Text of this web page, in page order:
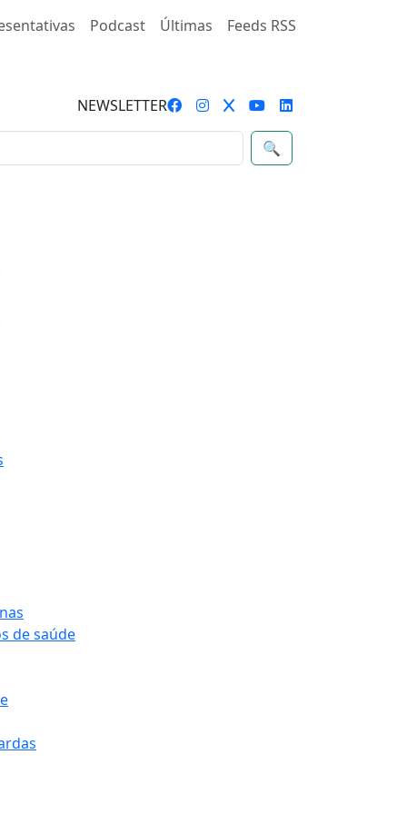
Podcast Últimas Feeds RSS
NEWSLETTER
🔍
de saúde